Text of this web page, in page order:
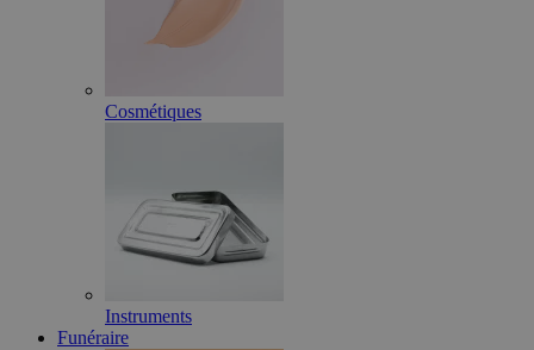
Cosmétiques
Instruments
Funéraire